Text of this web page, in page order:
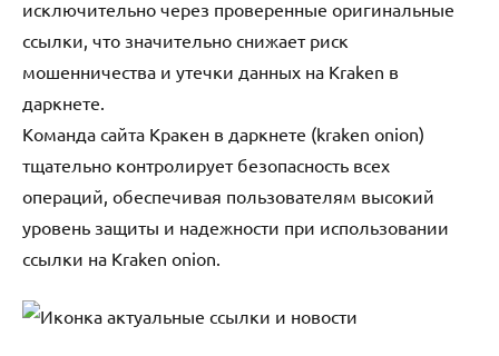
исключительно через проверенные оригинальные
ссылки, что значительно снижает риск
мошенничества и утечки данных на Kraken в
даркнете.
Команда сайта Кракен в даркнете (kraken onion)
тщательно контролирует безопасность всех
операций, обеспечивая пользователям высокий
уровень защиты и надежности при использовании
ссылки на Kraken onion.